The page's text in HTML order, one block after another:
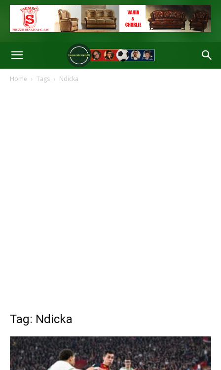
Home Tags Ndicka
Tag: Ndicka